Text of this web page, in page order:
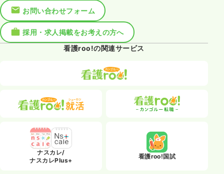
お問い合わせフォーム
採用・求人掲載をお考えの方へ
看護roo!の関連サービス
ナスカレ/
ナスカレPlus+
看護roo!国試